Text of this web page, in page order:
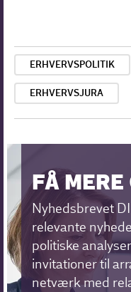
ERHVERVSPOLITIK
ERHVERVSJURA
FÅ
Nyhedsbrevet
relevante
politiske
invitationer til
netværk med